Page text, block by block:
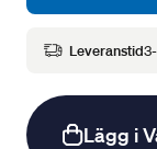
Leveranstid
Lägg i